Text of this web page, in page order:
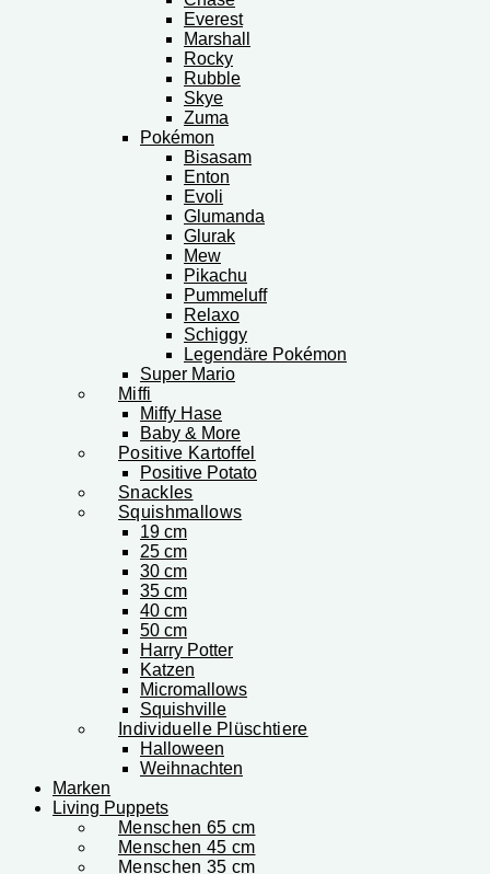
Everest
Marshall
Rocky
Rubble
Skye
Zuma
Pokémon
Bisasam
Enton
Evoli
Glumanda
Glurak
Mew
Pikachu
Pummeluff
Relaxo
Schiggy
Legendäre Pokémon
Super Mario
Miffi
Miffy Hase
Baby & More
Positive Kartoffel
Positive Potato
Snackles
Squishmallows
19 cm
25 cm
30 cm
35 cm
40 cm
50 cm
Harry Potter
Katzen
Micromallows
Squishville
Individuelle Plüschtiere
Halloween
Weihnachten
Marken
Living Puppets
Menschen 65 cm
Menschen 45 cm
Menschen 35 cm